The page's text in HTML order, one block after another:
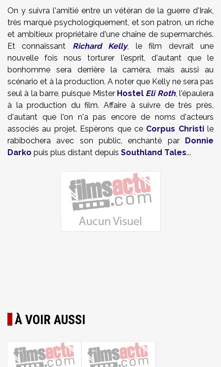
On y suivra l'amitié entre un vétéran de la guerre d'Irak,
très marqué psychologiquement, et son patron, un riche
et ambitieux propriétaire d'une chaîne de supermarchés.
Et connaissant Richard Kelly, le film devrait une
nouvelle fois nous torturer l'esprit, d'autant que le
bonhomme sera derrière la caméra, mais aussi au
scénario et à la production. A noter que Kelly ne sera pas
seul à la barre, puisque Mister Hostel Eli Roth, l'épaulera
à la production du film. Affaire à suivre de très près,
d'autant que l'on n'a pas encore de noms d'acteurs
associés au projet. Espèrons que ce Corpus Christile
rabibochera avec son public, enchanté par Donnie
Darko puis plus distant depuis Southland Tales...
À VOIR AUSSI